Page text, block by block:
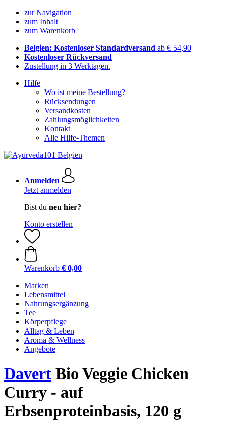
zur Navigation
zum Inhalt
zum Warenkorb
Belgien: Kostenloser Standardversand ab € 54,90
Kostenloser Rückversand
Zustellung in 3 Werktagen.
Hilfe
Wo ist meine Bestellung?
Rücksendungen
Versandkosten
Zahlungsmöglichkeiten
Kontakt
Alle Hilfe-Themen
Anmelden
Jetzt anmelden
Bist du neu hier?
Konto erstellen
Warenkorb € 0,00
Marken
Lebensmittel
Nahrungsergänzung
Tee
Körperpflege
Alltag & Leben
Aroma & Wellness
Angebote
Davert Bio Veggie Chicken
Curry - auf
Erbsenproteinbasis, 120 g